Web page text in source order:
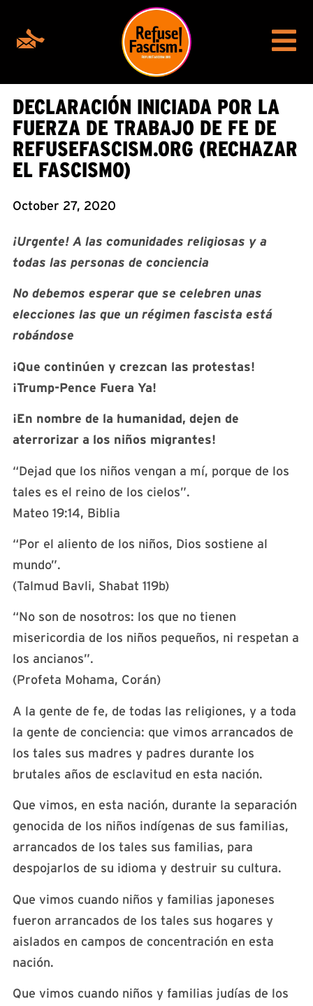
DECLARACIÓN INICIADA POR LA
FUERZA DE TRABAJO DE FE DE
REFUSEFASCISM.ORG (RECHAZAR
EL FASCISMO)
October 27, 2020
¡Urgente! A las comunidades religiosas y a
todas las personas de conciencia
No debemos esperar que se celebren unas
elecciones las que un régimen fascista está
robándose
¡Que continúen y crezcan las protestas!
¡Trump-Pence Fuera Ya!
¡En nombre de la humanidad, dejen de
aterrorizar a los niños migrantes!
“Dejad que los niños vengan a mí, porque de los
tales es el reino de los cielos”.
Mateo 19:14, Biblia
“Por el aliento de los niños, Dios sostiene al
mundo”.
(Talmud Bavli, Shabat 119b)
“No son de nosotros: los que no tienen
misericordia de los niños pequeños, ni respetan a
los ancianos”.
(Profeta Mohama, Corán)
A la gente de fe, de todas las religiones, y a toda
la gente de conciencia: que vimos arrancados de
los tales sus madres y padres durante los
brutales años de esclavitud en esta nación.
Que vimos, en esta nación, durante la separación
genocida de los niños indígenas de sus familias,
arrancados de los tales sus familias, para
despojarlos de su idioma y destruir su cultura.
Que vimos cuando niños y familias japoneses
fueron arrancados de los tales sus hogares y
aislados en campos de concentración en esta
nación.
Que vimos cuando niños y familias judías de los